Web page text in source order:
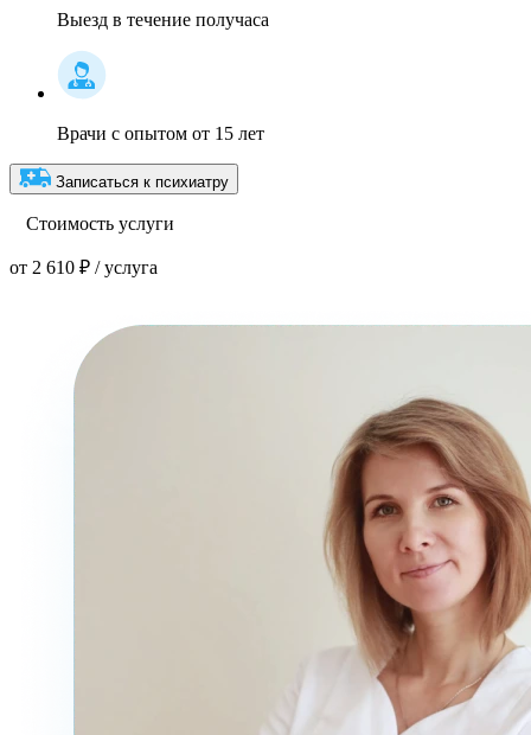
Выезд в течение получаса
Врачи с опытом от 15 лет
Записаться к психиатру
Стоимость услуги
от 2 610 ₽ / услуга